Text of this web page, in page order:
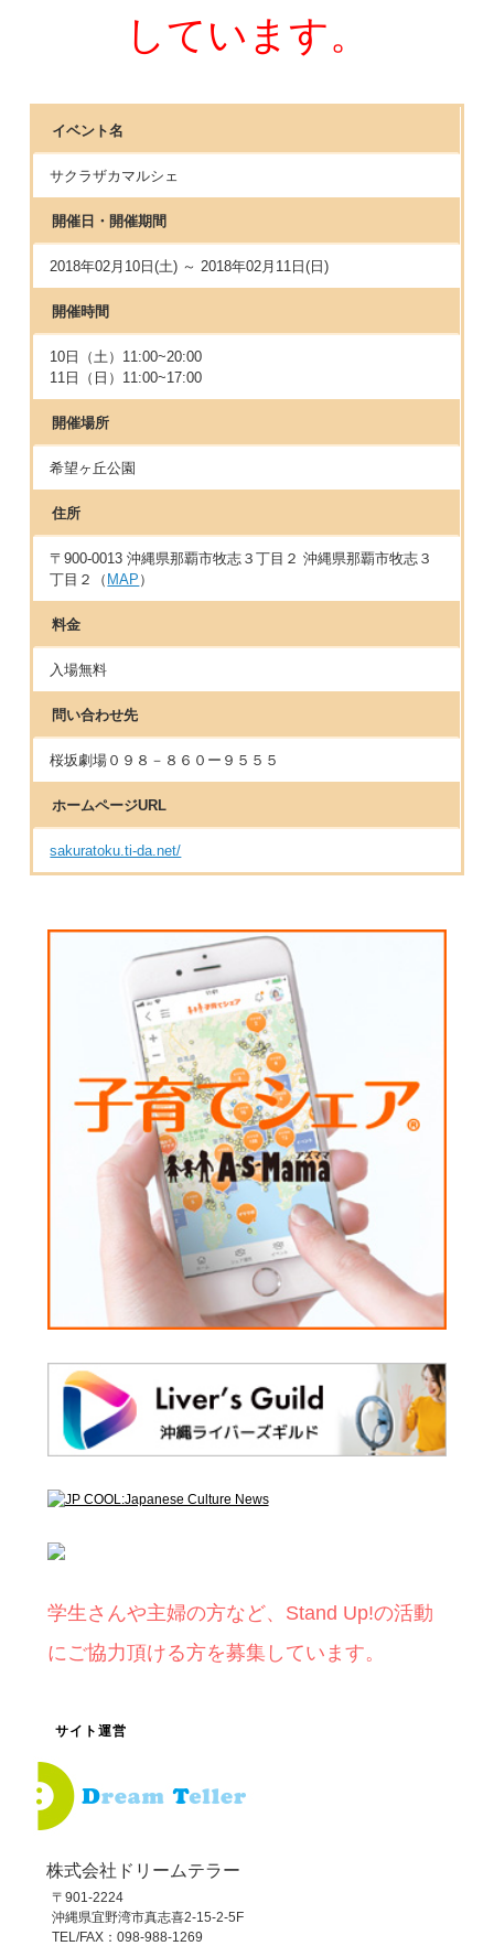
しています。
イベント名
サクラザカマルシェ
開催日・開催期間
2018年02月10日(土) ～ 2018年02月11日(日)
開催時間
10日（土）11:00~20:00
11日（日）11:00~17:00
開催場所
希望ヶ丘公園
住所
〒900-0013 沖縄県那覇市牧志３丁目２ 沖縄県那覇市牧志３
丁目２（ MAP ）
料金
入場無料
問い合わせ先
桜坂劇場０９８－８６０ー９５５５
ホームページURL
sakuratoku.ti-da.net/
学生さんや主婦の方など、Stand Up!の活動
にご協力頂ける方を募集しています。
サイト運営
株式会社ドリームテラー
〒901-2224
沖縄県宜野湾市真志喜2-15-2-5F
TEL/FAX：098-988-1269